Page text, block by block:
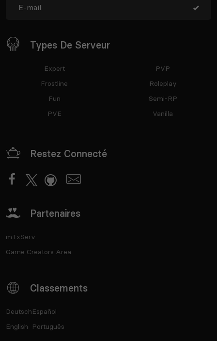
Types De Serveur
Expert
Frostline
Fun
PVE
PVP
Roleplay
Semi-RP
Vanilla
Restez Connecté
Partenaires
mTxServ
Game Creators Area
Classements
Deutsch
English
Español
Português